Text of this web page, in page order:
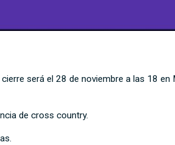
será el 28 de noviembre a las 18 en
de cross country.